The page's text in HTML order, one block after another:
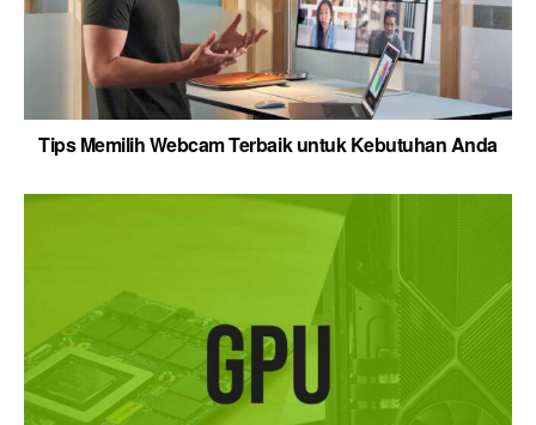
Tips Memilih Webcam Terbaik untuk Kebutuhan Anda